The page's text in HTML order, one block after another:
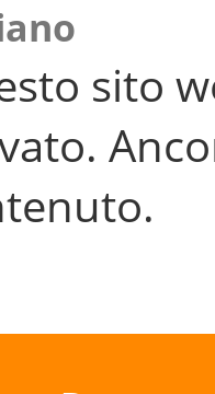
sito